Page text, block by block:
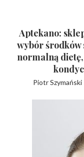
Aptekano:
wybór środków
normalną
Piotr Szymański